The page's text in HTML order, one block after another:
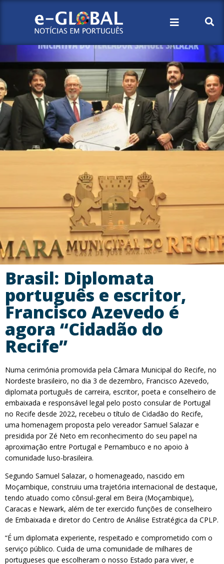
Brasil: Diplomata
português e escritor,
Francisco Azevedo é
agora “Cidadão do
Recife”
Numa cerimónia promovida pela Câmara Municipal do Recife, no
Nordeste brasileiro, no dia 3 de dezembro, Francisco Azevedo,
diplomata português de carreira, escritor, poeta e conselheiro de
embaixada e responsável legal pelo posto consular de Portugal
no Recife desde 2022, recebeu o título de Cidadão do Recife,
uma homenagem proposta pelo vereador Samuel Salazar e
presidida por Zé Neto em reconhecimento do seu papel na
aproximação entre Portugal e Pernambuco e no apoio à
comunidade luso-brasileira.
Segundo Samuel Salazar, o homenageado, nascido em
Moçambique, construiu uma trajetória internacional de destaque,
tendo atuado como cônsul-geral em Beira (Moçambique),
Caracas e Newark, além de ter exercido funções de conselheiro
de Embaixada e diretor do Centro de Análise Estratégica da CPLP.
“É um diplomata experiente, respeitado e comprometido com o
serviço público. Cuida de uma comunidade de milhares de
portugueses que escolheram o nosso Estado para viver, e